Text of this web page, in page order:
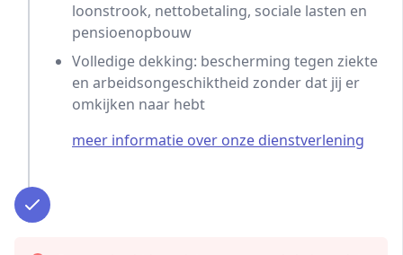
loonstrook, nettobetaling, sociale lasten en
pensioenopbouw
Volledige dekking: bescherming tegen ziekte
en arbeidsongeschiktheid zonder dat jij er
omkijken naar hebt
meer informatie over onze dienstverlening